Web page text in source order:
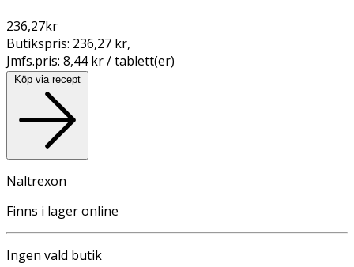
236,27kr
Butikspris: 236,27 kr,
Jmfs.pris: 8,44 kr / tablett(er)
Köp via recept
Naltrexon
Finns i lager online
Ingen vald butik